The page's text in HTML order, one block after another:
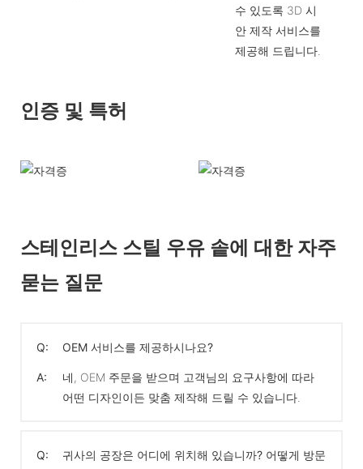
수 있도록 3D 시
안 제작 서비스를
제공해 드립니다.
인증 및 특허
스테인리스 스틸 우유 솥에 대한 자주
묻는 질문
Q: OEM 서비스를 제공하시나요?
A:
네, OEM 주문을 받으며 고객님의 요구사항에 따라
어떤 디자인이든 맞춤 제작해 드릴 수 있습니다.
Q:
귀사의 공장은 어디에 위치해 있습니까? 어떻게 방문